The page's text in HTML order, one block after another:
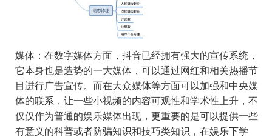
媒体 ：在数字媒体方面，抖音已经拥有强大的宣传系统，
它本身也是造势的一大媒体，可以通过网红和相关热播节
目进行广告宣传。而在大众媒体等方面可以加强和中央媒
体的联系，让一些小视频的内容可观性和学术性上升，不
仅仅作为普通的娱乐媒体出现，更重要的是可以提供一些
有意义的科普或者防骗知识和技巧类知识，在娱乐下学